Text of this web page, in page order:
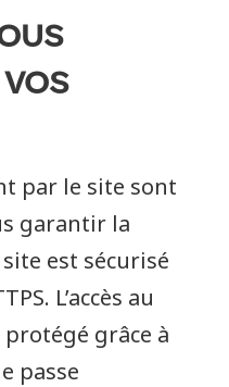
par le site sont
garantir la
est sécurisé
L’accès au
grâce à
passe